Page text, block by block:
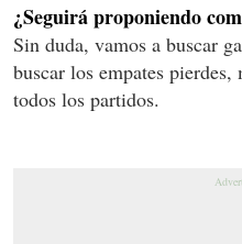
¿Seguirá proponiendo
Sin duda, vamos a buscar
buscar los empates
todos los partidos.